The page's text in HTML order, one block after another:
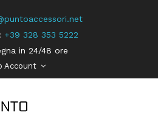
+39 328 353 5222
in 24/48 ore
Account